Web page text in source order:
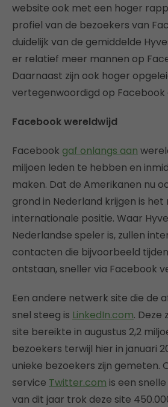
website ook met een hoger
profiel van de bezoekers van
duidelijk van de gemiddelde
er relatief meer mannen op
Daarnaast zijn ook hoger
vertegenwoordigd op Facebook
Facebook wereldwijd
Facebook gaf onlangs aan
miljoen leden te hebben en
maken. Dat de Amerikanen nu
grond in Nederland krijgen is
internationale positie. Waar
Nederlandse speler is, zullen
contacten die bijvoorbeeld
ontstaan, sneller via Facebook
Een andere netwerk site die de
snel steeg is LinkedIn.com. Deze
site bereikte in augustus 2,2
bezoekers terwijl hier in januari
unieke bezoekers zijn gemeten.
service Twitter.com is een
van dit jaar trok deze site